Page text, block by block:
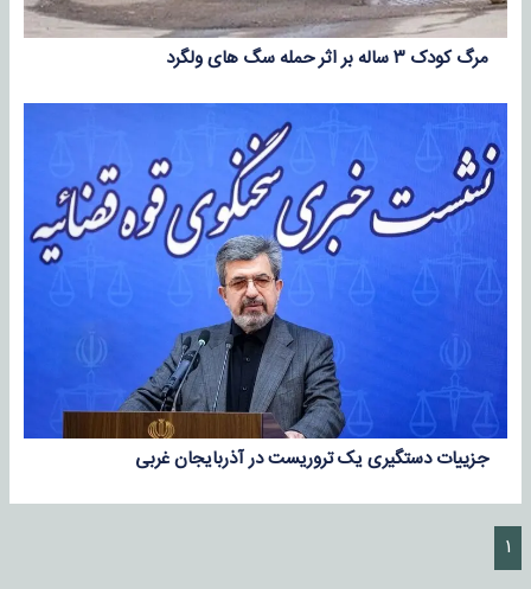
مرگ کودک ۳ ساله بر اثر حمله سگ‌ های ولگرد
جزییات دستگیری یک تروریست در آذربایجان غربی
۱